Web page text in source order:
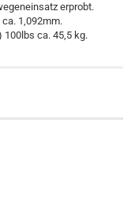
erprobt.
1,092mm.
100lbs ca. 45,5 kg.